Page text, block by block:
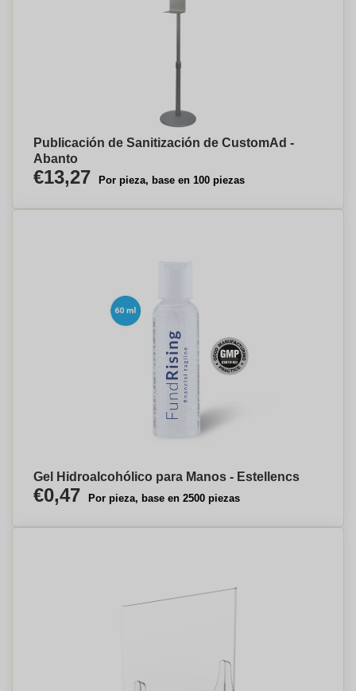
Publicación de Sanitización de CustomAd -
Abanto
€13,27 Por pieza, base en 100 piezas
Gel Hidroalcohólico para Manos - Estellencs
€0,47 Por pieza, base en 2500 piezas